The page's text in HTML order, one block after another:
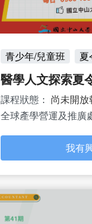
青少年/兒童班 夏
醫學人文探索夏
課程狀態： 尚未開放
全球產學營運及推廣
我有